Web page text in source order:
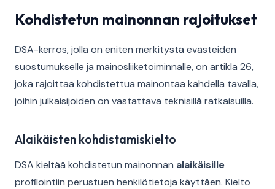
Kohdistetun mainonnan rajoitukset
DSA-kerros, jolla on eniten merkitystä evästeiden
suostumukselle ja mainosliiketoiminnalle, on artikla 26,
joka rajoittaa kohdistettua mainontaa kahdella tavalla,
joihin julkaisijoiden on vastattava teknisillä ratkaisuilla.
Alaikäisten kohdistamiskielto
DSA kieltää kohdistetun mainonnan alaikäisille
profilointiin perustuen henkilötietoja käyttäen. Kielto